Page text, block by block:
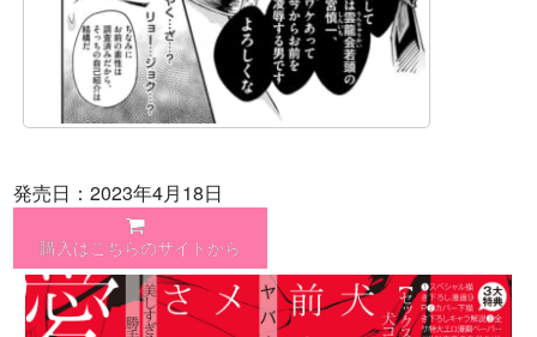
発売日：2023年4月18日
購入はこちらのサイトから